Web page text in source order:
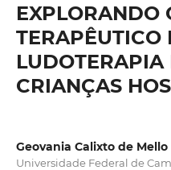
EXPLORANDO
TERAPÊUTICO
CRIANÇAS
Geovania Calixto de Mello
Universidade Federal de